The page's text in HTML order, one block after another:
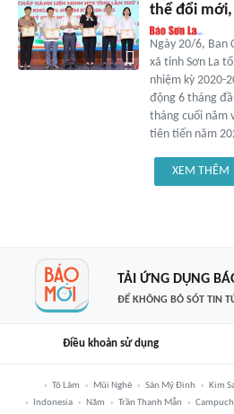
thể đổi mới,
Ngày 20/6, Ban
xã tỉnh Sơn La
nhiệm kỳ 2020-
động 6 tháng
tháng cuối năm
tiên tiến năm
XEM THÊM
TẢI ỨNG DỤNG
ĐỂ KHÔNG BỎ SÓT TIN
Điều khoản sử dụng
Tô Lâm Mũi Nghê Sân Mỹ Đình Kim
Indonesia
Năm Trần Thanh Mẫn